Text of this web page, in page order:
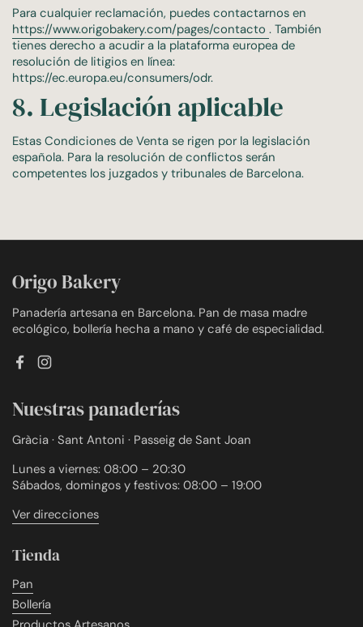
Para cualquier reclamación, puedes contactarnos en
https://www.origobakery.com/pages/contacto . También
tienes derecho a acudir a la plataforma europea de
resolución de litigios en línea:
https://ec.europa.eu/consumers/odr.
8. Legislación aplicable
Estas Condiciones de Venta se rigen por la legislación
española. Para la resolución de conflictos serán
competentes los juzgados y tribunales de Barcelona.
Origo Bakery
Panadería artesana en Barcelona. Pan de masa madre
ecológico, bollería hecha a mano y café de especialidad.
FacebookInstagram
Nuestras panaderías
Gràcia · Sant Antoni · Passeig de Sant Joan
Lunes a viernes: 08:00 – 20:30
Sábados, domingos y festivos: 08:00 – 19:00
Ver direcciones
Tienda
Pan
Bollería